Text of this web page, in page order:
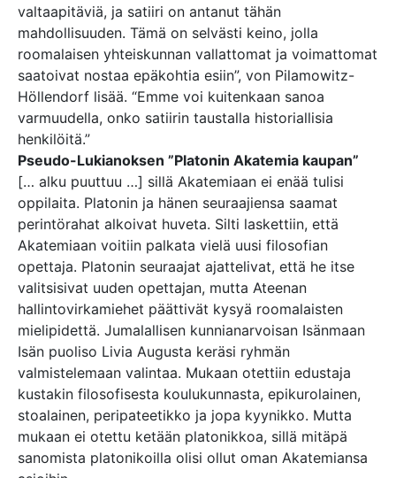
valtaapitäviä, ja satiiri on antanut tähän
mahdollisuuden. Tämä on selvästi keino, jolla
roomalaisen yhteiskunnan vallattomat ja voimattomat
saatoivat nostaa epäkohtia esiin”, von Pilamowitz-
Höllendorf lisää. “Emme voi kuitenkaan sanoa
varmuudella, onko satiirin taustalla historiallisia
henkilöitä.”
Pseudo-Lukianoksen ”Platonin Akatemia kaupan”
[… alku puuttuu …] sillä Akatemiaan ei enää tulisi
oppilaita. Platonin ja hänen seuraajiensa saamat
perintörahat alkoivat huveta. Silti laskettiin, että
Akatemiaan voitiin palkata vielä uusi filosofian
opettaja. Platonin seuraajat ajattelivat, että he itse
valitsisivat uuden opettajan, mutta Ateenan
hallintovirkamiehet päättivät kysyä roomalaisten
mielipidettä. Jumalallisen kunnianarvoisan Isänmaan
Isän puoliso Livia Augusta keräsi ryhmän
valmistelemaan valintaa. Mukaan otettiin edustaja
kustakin filosofisesta koulukunnasta, epikurolainen,
stoalainen, peripateetikko ja jopa kyynikko. Mutta
mukaan ei otettu ketään platonikkoa, sillä mitäpä
sanomista platonikoilla olisi ollut oman Akatemiansa